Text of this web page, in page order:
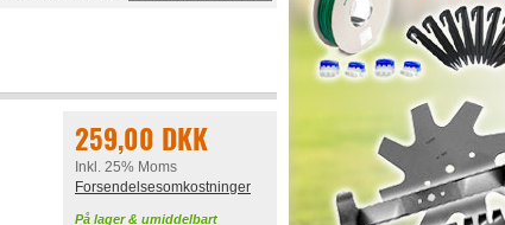
259,00 DKK
Inkl. 25% Moms
Forsendelsesomkostninger
På lager & umiddelbart